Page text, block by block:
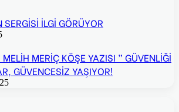
İLGİ GÖRÜYOR
MERİÇ KÖŞE YAZISI ” GÜVENLİĞİ
GÜVENCESİZ YAŞIYOR!